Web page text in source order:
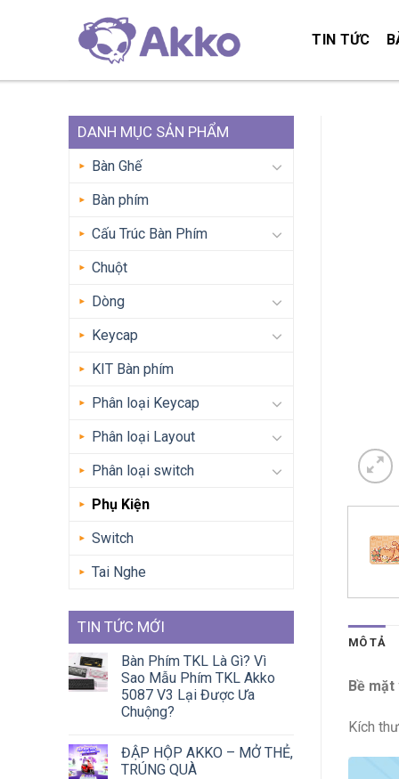
TIN TỨC
DANH MỤC SẢN PHẨM
Bàn Ghế
Bàn phím
Cấu Trúc Bàn Phím
Chuột
Dòng
Keycap
KIT Bàn phím
Phân loại Keycap
Phân loại Layout
Phân loại switch
Phụ Kiện
Switch
Tai Nghe
TIN TỨC MỚI
Bàn Phím TKL Là Gì? Vì
Sao Mẫu Phím TKL Akko
5087 V3 Lại Được Ưa
Chuộng?
ĐẬP HỘP AKKO – MỞ THẺ,
TRÚNG QUÀ
MÔ TẢ
Bề mặt
Kích